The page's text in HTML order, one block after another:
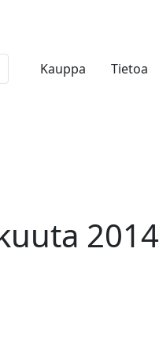
Kauppa Tietoa
2014